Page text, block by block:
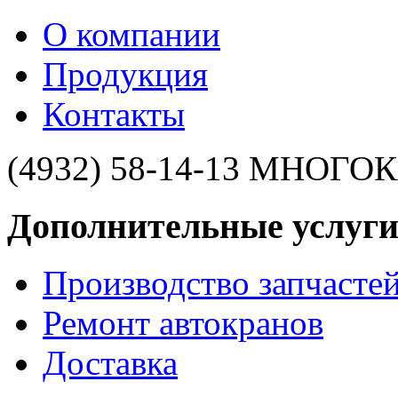
О компании
Продукция
Контакты
(4932) 58-14-13
Дополнительные
Производство
Ремонт автокранов
Доставка